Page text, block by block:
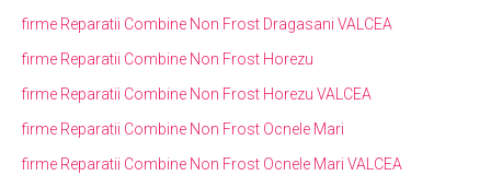
firme Reparatii Combine Non Frost Dragasani VALCEA
firme Reparatii Combine Non Frost Horezu
firme Reparatii Combine Non Frost Horezu VALCEA
firme Reparatii Combine Non Frost Ocnele Mari
firme Reparatii Combine Non Frost Ocnele Mari VALCEA